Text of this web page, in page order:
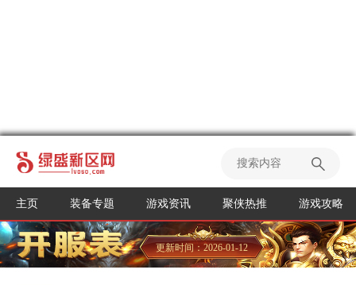
主页 装备专题 游戏资讯 聚侠热推 游戏攻略
更新时间：2026-01-12